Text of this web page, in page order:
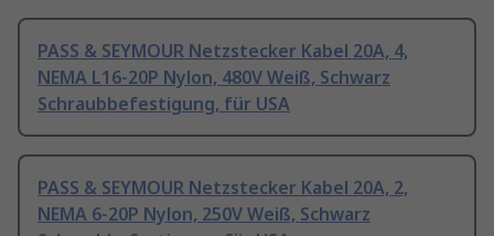
PASS & SEYMOUR Netzstecker Kabel 20A, 4,
NEMA L16-20P Nylon, 480V Weiß, Schwarz
Schraubbefestigung, für USA
PASS & SEYMOUR Netzstecker Kabel 20A, 2,
NEMA 6-20P Nylon, 250V Weiß, Schwarz